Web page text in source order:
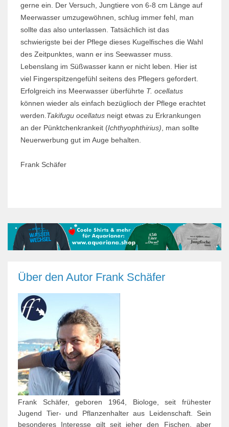
gerne ein. Der Versuch, Jungtiere von 6-8 cm Länge auf
Meerwasser umzugewöhnen, schlug immer fehl, man
sollte das also unterlassen. Tatsächlich ist das
schwierigste bei der Pflege dieses Kugelfisches die Wahl
des Zeitpunktes, wann er ins Seewasser muss.
Lebenslang im Süßwasser kann er nicht leben. Hier ist
viel Fingerspitzengefühl seitens des Pflegers gefordert.
Erfolgreich ins Meerwasser überführte T. ocellatus
können wieder als einfach bezüglioch der Pflege erachtet
werden. Takifugu ocellatus neigt etwas zu Erkrankungen
an der Pünktchenkrankeit (Ichthyophthirius) , man sollte
Neuerwerbung gut im Auge behalten.
Frank Schäfer
Über den Autor Frank Schäfer
Frank Schäfer, geboren 1964, Biologe, seit frühester
Jugend Tier- und Pflanzenhalter aus Leidenschaft. Sein
besonderes Interesse gilt seit jeher den Fischen, aber